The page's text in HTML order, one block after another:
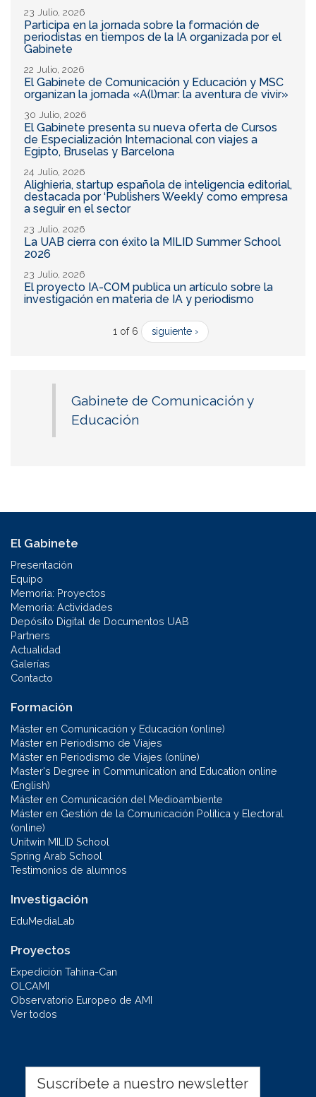
23 Julio, 2026
Participa en la jornada sobre la formación de
periodistas en tiempos de la IA organizada por el
Gabinete
22 Julio, 2026
El Gabinete de Comunicación y Educación y MSC
organizan la jornada «A(l)mar: la aventura de vivir»
30 Julio, 2026
El Gabinete presenta su nueva oferta de Cursos
de Especialización Internacional con viajes a
Egipto, Bruselas y Barcelona
24 Julio, 2026
Alighieria, startup española de inteligencia editorial,
destacada por ‘Publishers Weekly’ como empresa
a seguir en el sector
23 Julio, 2026
La UAB cierra con éxito la MILID Summer School
2026
23 Julio, 2026
El proyecto IA-COM publica un artículo sobre la
investigación en materia de IA y periodismo
1 of 6 siguiente ›
Gabinete de Comunicación y
Educación
El Gabinete
Presentación
Equipo
Memoria: Proyectos
Memoria: Actividades
Depósito Digital de Documentos UAB
Partners
Actualidad
Galerías
Contacto
Formación
Máster en Comunicación y Educación (online)
Máster en Periodismo de Viajes
Máster en Periodismo de Viajes (online)
Master's Degree in Communication and Education online
(English)
Máster en Comunicación del Medioambiente
Máster en Gestión de la Comunicación Política y Electoral
(online)
Unitwin MILID School
Spring Arab School
Testimonios de alumnos
Investigación
EduMediaLab
Proyectos
Expedición Tahina-Can
OLCAMI
Observatorio Europeo de AMI
Ver todos
Suscríbete a nuestro newsletter